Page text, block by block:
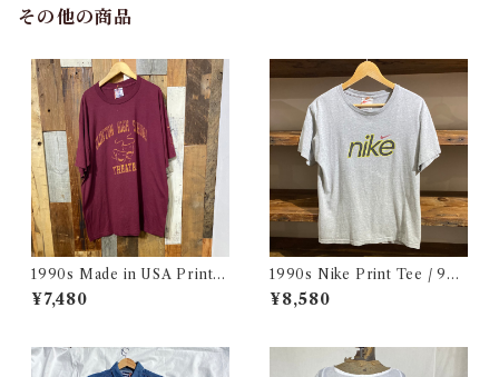
その他の商品
1990s Made in USA Print T
ee / 90年代 アメリカ製 プリ
ント Tシャツ 古着
¥7,480
1990s Nike Print Tee / 90
年代 ナイキ プリント Tシャツ
古着
¥8,580